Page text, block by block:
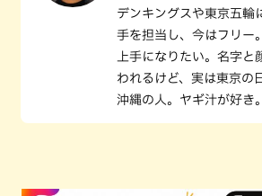
デンキングスや東京五輪
手を担当し、今はフリー
上手になりたい。名字と
われるけど、実は東京の
沖縄の人。ヤギ汁が好き。